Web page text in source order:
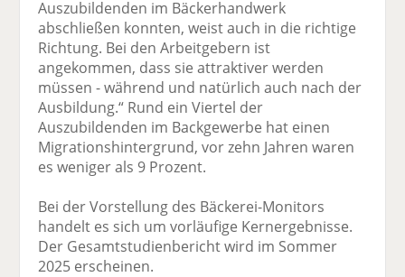
Auszubildenden im Bäckerhandwerk
abschließen konnten, weist auch in die richtige
Richtung. Bei den Arbeitgebern ist
angekommen, dass sie attraktiver werden
müssen - während und natürlich auch nach der
Ausbildung.“ Rund ein Viertel der
Auszubildenden im Backgewerbe hat einen
Migrationshintergrund, vor zehn Jahren waren
es weniger als 9 Prozent.
Bei der Vorstellung des Bäckerei-Monitors
handelt es sich um vorläufige Kernergebnisse.
Der Gesamtstudienbericht wird im Sommer
2025 erscheinen.